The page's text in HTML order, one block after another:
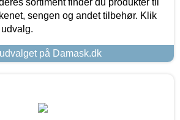
sengen og andet tilbehør. Klik
på Damask.dk